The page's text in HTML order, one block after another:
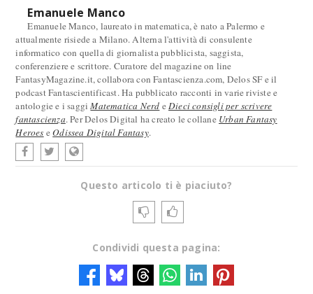
Emanuele Manco
Emanuele Manco, laureato in matematica, è nato a Palermo e
attualmente risiede a Milano. Alterna l'attività di consulente
informatico con quella di giornalista pubblicista, saggista,
conferenziere e scrittore. Curatore del magazine on line
FantasyMagazine.it, collabora con Fantascienza.com, Delos SF e il
podcast Fantascientificast. Ha pubblicato racconti in varie riviste e
antologie e i saggiMatematica Nerd eDieci consigli per scrivere
fantascienza. Per Delos Digital ha creato le collane Urban Fantasy
Heroes eOdissea Digital Fantasy.
Questo articolo ti è piaciuto?
Condividi questa pagina: